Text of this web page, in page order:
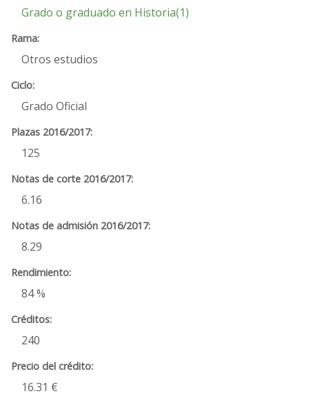
Grado o graduado en Historia(1)
Otros estudios
Grado Oficial
125
6.16
8.29
84 %
240
16.31 €